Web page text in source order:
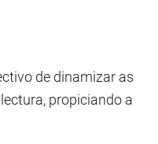
de dinamizar as
propiciando a